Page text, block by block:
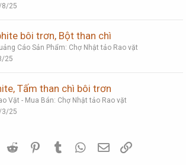
8/25
bôi trơn, Bột than chì
Cáo Sản Phẩm: Chợ Nhật tảo Rao vặt
25
Tấm than chì bôi trơn
Vặt - Mua Bán: Chợ Nhật tảo Rao vặt
3/25
Twitter Reddit PinterestTumblr WhatsApp
Email